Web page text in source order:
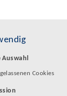
Auswahl
Cookies